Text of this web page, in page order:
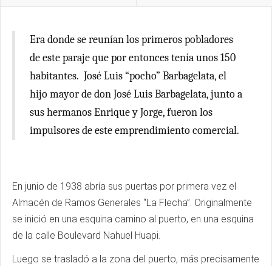
Era donde se reunían los primeros pobladores
de este paraje que por entonces tenía unos 150
habitantes. José Luis “pocho” Barbagelata, el
hijo mayor de don José Luis Barbagelata, junto a
sus hermanos Enrique y Jorge, fueron los
impulsores de este emprendimiento comercial.
En junio de 1938 abría sus puertas por primera vez el
Almacén de Ramos Generales “La Flecha”. Originalmente
se inició en una esquina camino al puerto, en una esquina
de la calle Boulevard Nahuel Huapi.
Luego se trasladó a la zona del puerto, más precisamente